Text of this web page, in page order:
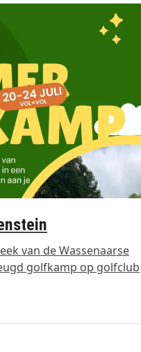
van de Wassenaarse
golfkamp op golfclub